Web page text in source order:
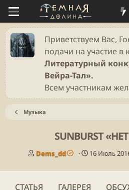
Приветствуем Вас,
подачи на участие в
Литературный
Вейра-Тал».
Всем участникам
Музыка
SUNBURST
А
т
Dems_dd
Д
т
16 Июль
СТАТЬЯ ГАЛЕРЕЯ